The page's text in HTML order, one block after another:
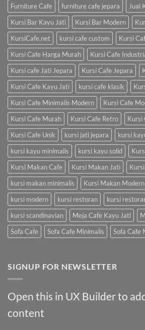
Furniture Cafe furniture cafe jepara
Jual
Kursi Bar Kayu Jati
Kursi Bar Modern
KursiCafe.net
kursi cafe custom
Kursi
Kursi Cafe Harga Murah
Kursi Cafe
Kursi cafe Jati Jepara
Kursi Cafe Jepara
Kursi Cafe Kayu Jati
kursi cafe klasik
Kursi Cafe Minimalis Modern
Kursi Cafe
Kursi Cafe Murah
Kursi Cafe Retro
Kursi
Kursi Cafe Unik
kursi jati jepara kursi
kursi kayu minimalis
kursi kayu solid
Kursi Makan Cafe
Kursi Makan Jati
kursi makan minimalis
Kursi Makan Modern
kursi modern
kursi restoran
kursi
kursi scandinavian
Meja Cafe Kayu Jati
Sofa Cafe
Sofa Cafe Minimalis Sofa Cafe
SIGNUP FOR NEWSLETTER
Open this in UX Builder to
content